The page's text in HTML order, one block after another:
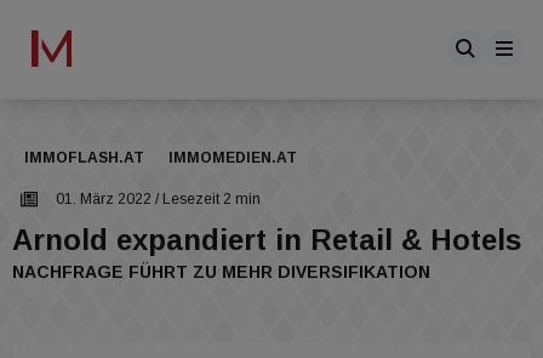
IMMOFLASH.AT IMMOMEDIEN.AT
01. März 2022 / Lesezeit 2 min
Arnold expandiert in Retail & Hotels
NACHFRAGE FÜHRT ZU MEHR DIVERSIFIKATION